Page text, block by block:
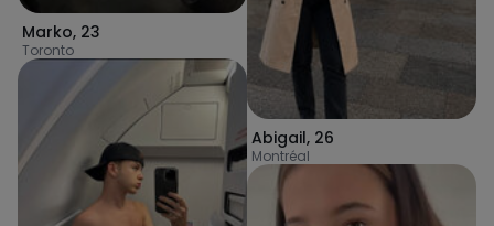
Marko, 23
Toronto
Abigail, 26
Montréal